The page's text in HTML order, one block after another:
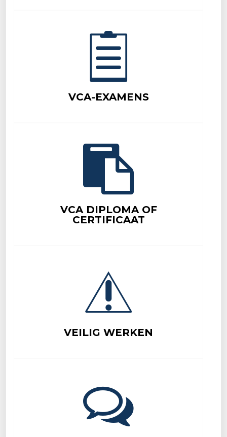
VCA-EXAMENS
VCA DIPLOMA OF
CERTIFICAAT
VEILIG WERKEN